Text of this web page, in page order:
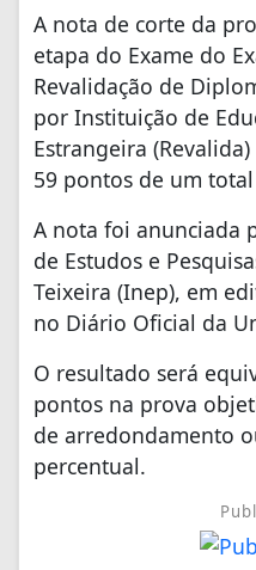
A nota de corte da
etapa do Exame do
Revalidação de
por Instituição de
Estrangeira
59 pontos de um
A nota foi anunciada
de Estudos e
Teixeira (Inep), em
no Diário Oficial da
O resultado será
pontos na prova
de arredondamento
percentual.